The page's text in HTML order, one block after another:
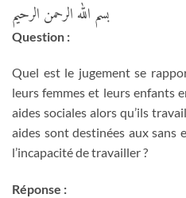
بسم الله الرحمن الرحيم
Question :
Quel est le jugement se
leurs femmes et leurs enfants
aides sociales alors qu’ils
aides sont destinées aux sans
l’incapacité de travailler ?
Réponse :